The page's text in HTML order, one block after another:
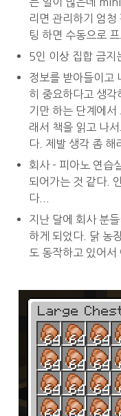
는 일이 많은데
리면 관리하기 엄
팅 하면 수동으로
5인 이상 집합 금지
정보를 받아들이고
히 중요하다고 생각
기만 하는 단계에
래서 책을 읽고 나
다. 제발 생각 좀 해
회사 - 피아노 연습
되어가는 것 같다.
다...
지난 달에 회사 분
하게 되었다. 닭 농
도 동작하고 있어서